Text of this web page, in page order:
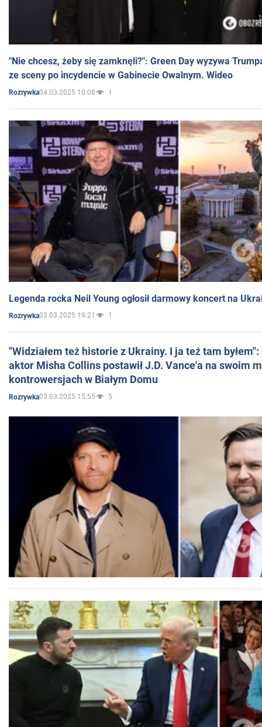
"Nie chcesz, żeby się zamknęli?": Green Day wyzywa
ze sceny po incydencie w Gabinecie Owalnym. Wideo
Rozrywka04.03.2025 10:08 1
Legenda rocka Neil Young ogłosił darmowy koncert na
Rozrywka03.03.2025 19:21 1
"Widziałem też historie z Ukrainy. I ja też tam
aktor Misha Collins postawił J.D. Vance'a na swoim
kontrowersjach w Białym Domu
Rozrywka03.03.2025 15:55 5